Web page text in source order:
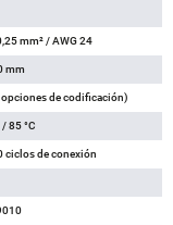
mm² / AWG 24
mm
opciones de codificación)
/ 85 °C
ciclos de conexión